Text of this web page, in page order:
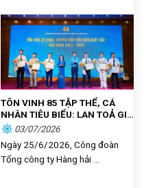
TÔN VINH 85 TẬP THỂ, CÁ
NHÂN TIÊU BIỂU: LAN TOẢ GIÁ
TRỊ CỐNG HIẾN, KHƠI DẬY
KHÁT VỌNG PHÁT TRIỂN
TRONG NGƯỜI LAO ĐỘNG
HÀNG HẢI
03/07/2026
Ngày 25/6/2026, Công đoàn
Tổng công ty Hàng hải ...